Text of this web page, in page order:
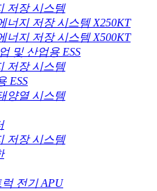
저장 시스템
너지 저장 시스템 X250KT
너지 저장 시스템 X500KT
및 산업용 ESS
저장 시스템
ESS
양열 시스템
저장 시스템
럭 전기 APU